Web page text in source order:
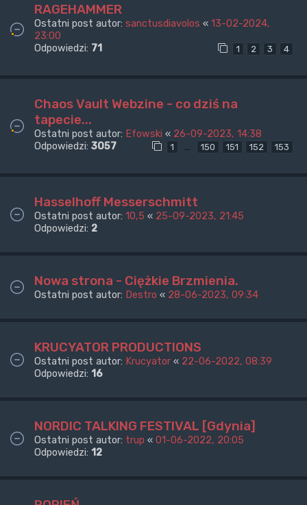
RAGEHAMMER
Ostatni post autor: sanctusdiavolos « 13-02-2024,
23:00
Odpowiedzi: 71 1 2 3 4
Chaos Vault Webzine - co dziś na
tapecie...
Ostatni post autor: Efowski « 26-09-2023, 14:38
Odpowiedzi: 3057 1 … 150 151 152 153
Hasselhoff Messerschmitt
Ostatni post autor: 10,5 « 25-09-2023, 21:45
Odpowiedzi: 2
Nowa strona - Ciężkie Brzmienia.
Ostatni post autor: Destro « 28-06-2023, 09:34
KRUCYATOR PRODUCTIONS
Ostatni post autor: Krucyator « 22-06-2022, 08:39
Odpowiedzi: 16
NORDIC TALKING FESTIVAL [Gdynia]
Ostatni post autor: trup « 01-06-2022, 20:05
Odpowiedzi: 12